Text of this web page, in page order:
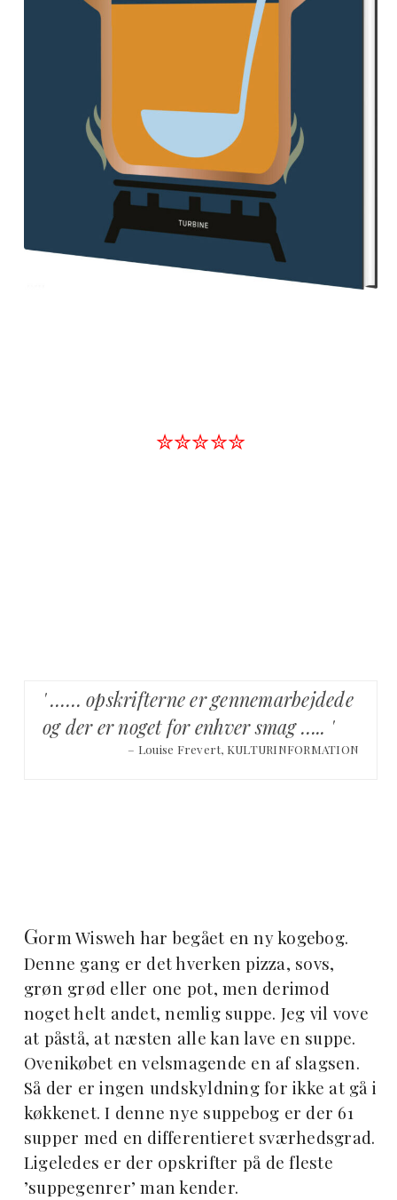
✮✮✮✮✮
' …… opskrifterne er gennemarbejdede
og der er noget for enhver smag ….. '
– Louise Frevert, KULTURINFORMATION
Gorm Wisweh har begået en ny kogebog.
Denne gang er det hverken pizza, sovs,
grøn grød eller one pot, men derimod
noget helt andet, nemlig suppe. Jeg vil vove
at påstå, at næsten alle kan lave en suppe.
Ovenikøbet en velsmagende en af slagsen.
Så der er ingen undskyldning for ikke at gå i
køkkenet. I denne nye suppebog er der 61
supper med en differentieret sværhedsgrad.
Ligeledes er der opskrifter på de fleste
’suppegenrer’ man kender.